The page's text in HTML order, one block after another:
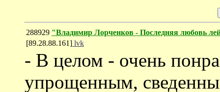
288929 "Владимир Лорченков - Последняя любовь
[89.28.88.161] lvk
- В целом - очень
упрощенным,